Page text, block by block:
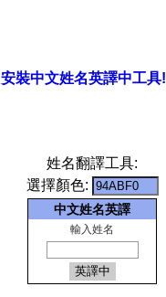
安裝中文姓名英譯中工具!
姓名翻譯工具:
選擇顏色:
中文姓名英譯
輸入姓名